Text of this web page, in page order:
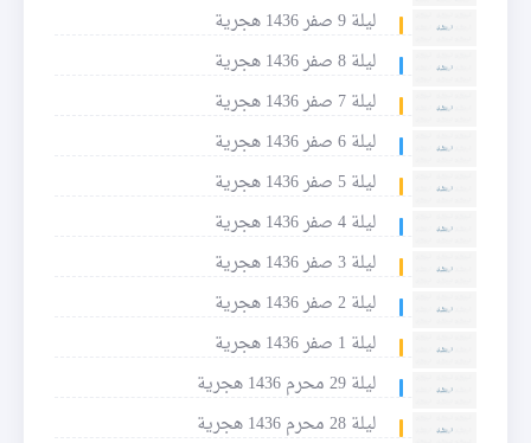
ليلة 9 صفر 1436 هجرية
ليلة 8 صفر 1436 هجرية
ليلة 7 صفر 1436 هجرية
ليلة 6 صفر 1436 هجرية
ليلة 5 صفر 1436 هجرية
ليلة 4 صفر 1436 هجرية
ليلة 3 صفر 1436 هجرية
ليلة 2 صفر 1436 هجرية
ليلة 1 صفر 1436 هجرية
ليلة 29 محرم 1436 هجرية
ليلة 28 محرم 1436 هجرية